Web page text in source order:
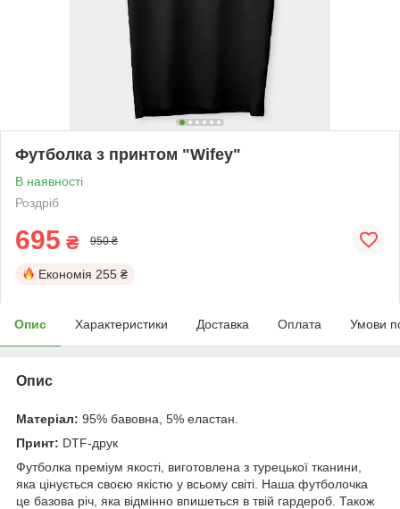
Футболка з принтом "Wifey"
В наявності
Роздріб
695 ₴ 950 ₴
Економія 255 ₴
Опис Характеристики Доставка Оплата Умови
Опис
Матеріал: 95% бавовна, 5% еластан.
Принт: DTF-друк
Футболка преміум якості, виготовлена з турецької тканини,
яка цінується своєю якістю у всьому світі. Наша футболочка
це базова річ, яка відмінно впишеться в твій гардероб. Також